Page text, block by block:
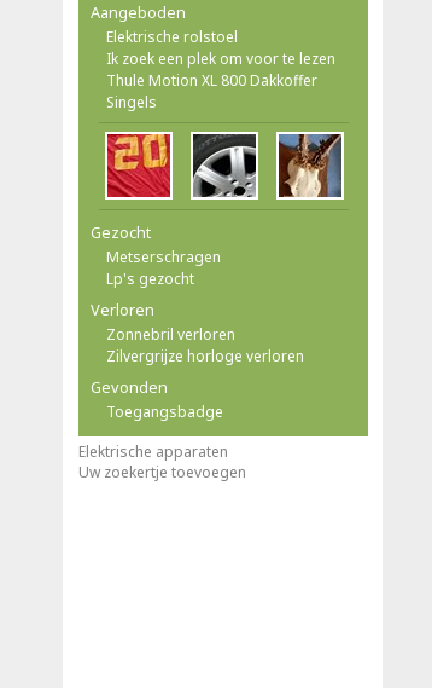
Aangeboden
Elektrische rolstoel
Ik zoek een plek om voor te lezen
Thule Motion XL 800 Dakkoffer
Singels
Gezocht
Metserschragen
Lp's gezocht
Verloren
Zonnebril verloren
Zilvergrijze horloge verloren
Gevonden
Toegangsbadge
Elektrische apparaten
Uw zoekertje toevoegen